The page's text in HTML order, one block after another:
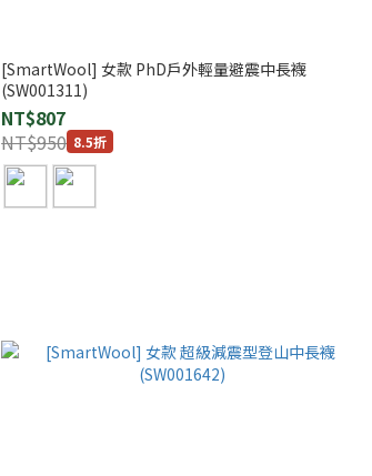
[SmartWool] 女款 PhD戶外輕量避震中長襪
(SW001311)
NT$807
NT$950 8.5折